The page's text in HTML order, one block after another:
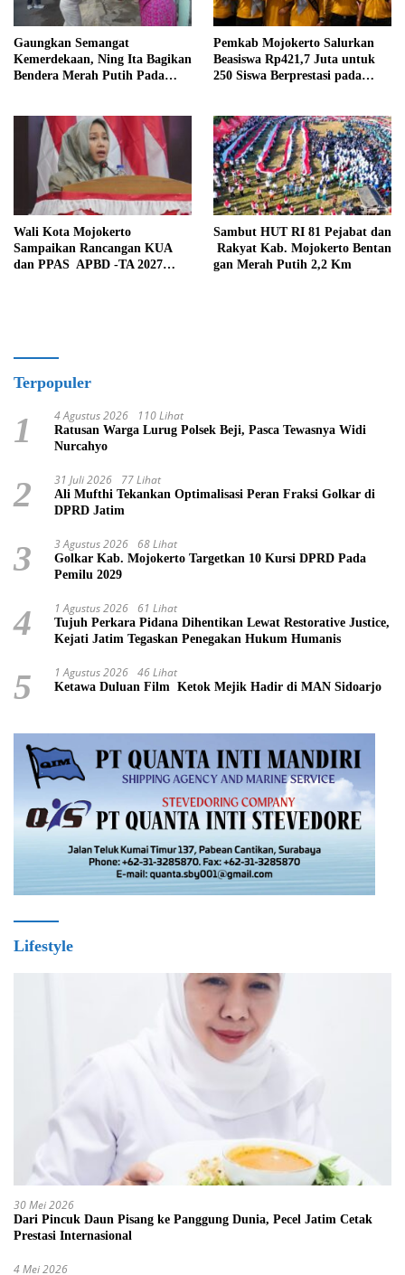
Gaungkan Semangat
Kemerdekaan, Ning Ita Bagikan
Bendera Merah Putih Pada
Pemkab Mojokerto Salurkan
Beasiswa Rp421,7 Juta untuk
250 Siswa Berprestasi pada
Wali Kota Mojokerto
Sampaikan Rancangan KUA
dan PPAS APBD -TA 2027
Sambut HUT RI 81 Pejabat dan
Rakyat Kab. Mojokerto Bentan
gan Merah Putih 2,2 Km
Terpopuler
1 4 Agustus 2026 110 Lihat
Ratusan Warga Lurug Polsek Beji, Pasca Tewasnya Widi
Nurcahyo
2 31 Juli 2026 77 Lihat
Ali Mufthi Tekankan Optimalisasi Peran Fraksi Golkar di
DPRD Jatim
3 3 Agustus 2026 68 Lihat
Golkar Kab. Mojokerto Targetkan 10 Kursi DPRD Pada
Pemilu 2029
4 1 Agustus 2026 61 Lihat
Tujuh Perkara Pidana Dihentikan Lewat Restorative Justice,
Kejati Jatim Tegaskan Penegakan Hukum Humanis
5 1 Agustus 2026 46 Lihat
Ketawa Duluan Film Ketok Mejik Hadir di MAN Sidoarjo
Lifestyle
30 Mei 2026
Dari Pincuk Daun Pisang ke Panggung Dunia, Pecel Jatim Cetak
Prestasi Internasional
4 Mei 2026